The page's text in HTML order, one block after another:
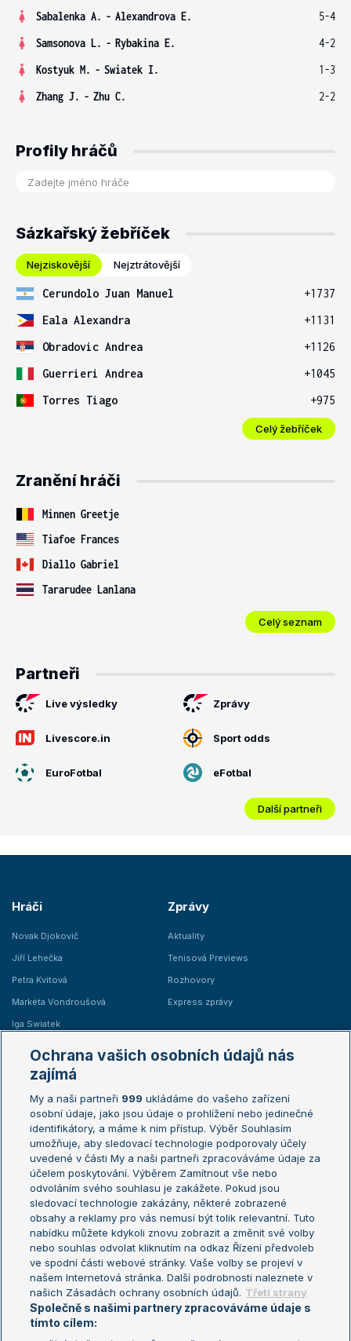
Sabalenka A. - Alexandrova E.
5-4
Samsonova L. - Rybakina E.
4-2
Kostyuk M. - Swiatek I.
1-3
Zhang J. - Zhu C. 2-2
Profily hráčů
Sázkařský žebříček
Nejziskovější Nejztrátovější
Cerundolo Juan Manuel
+1737
Eala Alexandra
+1131
Obradovic Andrea
+1126
Guerrieri Andrea
+1045
Torres Tiago
+975
Celý žebříček
Zranění hráči
Minnen Greetje
Tiafoe Frances
Diallo Gabriel
Tararudee Lanlana
Celý seznam
Partneři
Live výsledky Zprávy
Livescore.in Sport odds
EuroFotbal eFotbal
Další partneři
Hráči
Novak Djokovič
Jiří Lehečka
Petra Kvitová
Markéta Vondroušová
Iga Swiatek
Zprávy
Aktuality
Tenisová Previews
Rozhovory
Express zprávy
Žebříčky
Žebříček ATP (muži)
Žebříček WTA (ženy)
Sázkařský žebříček
Australian Open
French Open
Wimbledon
US Open
Turnaj mistrů
Turnaj mistryň
Aktualní trendy
Fotbalové přestupy
Livesport Daily
LS Prague Open
Ochrana vašich osobních údajů nás
zajímá
My a naši partneři 999 ukládáme do vašeho zařízení
osobní údaje, jako jsou údaje o prohlížení nebo jedinečné
identifikátory, a máme k nim přístup. Výběr Souhlasím
umožňuje, aby sledovací technologie podporovaly účely
uvedené v části My a naši partneři zpracováváme údaje za
účelem poskytování. Výběrem Zamítnout vše nebo
odvoláním svého souhlasu je zakážete. Pokud jsou
sledovací technologie zakázány, některé zobrazené
obsahy a reklamy pro vás nemusí být tolik relevantní. Tuto
nabídku můžete kdykoli znovu zobrazit a změnit své volby
nebo souhlas odvolat kliknutím na odkaz Řízení předvoleb
ve spodní části webové stránky. Vaše volby se projeví v
našem Internetová stránka. Další podrobnosti naleznete v
našich Zásadách ochrany osobních údajů. Třetí strany
Společně s našimi partnery zpracováváme údaje s
tímto cílem: